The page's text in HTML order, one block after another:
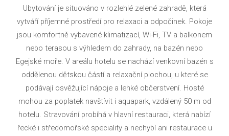
Ubytování je situováno v rozlehlé zelené zahradě, která
vytváří příjemné prostředí pro relaxaci a odpočinek. Pokoje
jsou komfortně vybavené klimatizací, Wi-Fi, TV a balkonem
nebo terasou s výhledem do zahrady, na bazén nebo
Egejské moře. V areálu hotelu se nachází venkovní bazén s
oddělenou dětskou částí a relaxační plochou, u které se
podávají osvěžující nápoje a lehké občerstvení. Hosté
mohou za poplatek navštívit i aquapark, vzdálený 50 m od
hotelu. Stravování probíhá v hlavní restauraci, která nabízí
řecké i středomořské speciality a nechybí ani restaurace u